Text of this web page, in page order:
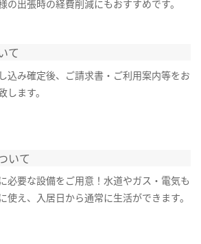
の出張時の経費削減にもおすすめです。
て
込み確定後、ご請求書・ご利用案内等をお
します。
いて
必要な設備をご用意！水道やガス・電気も
使え、入居日から通常に生活ができます。